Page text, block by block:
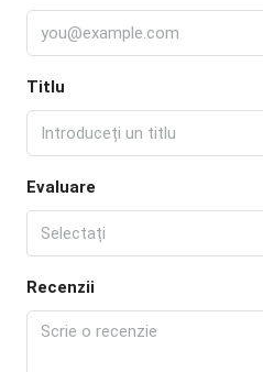
Titlu
Evaluare
Selectați
Recenzii